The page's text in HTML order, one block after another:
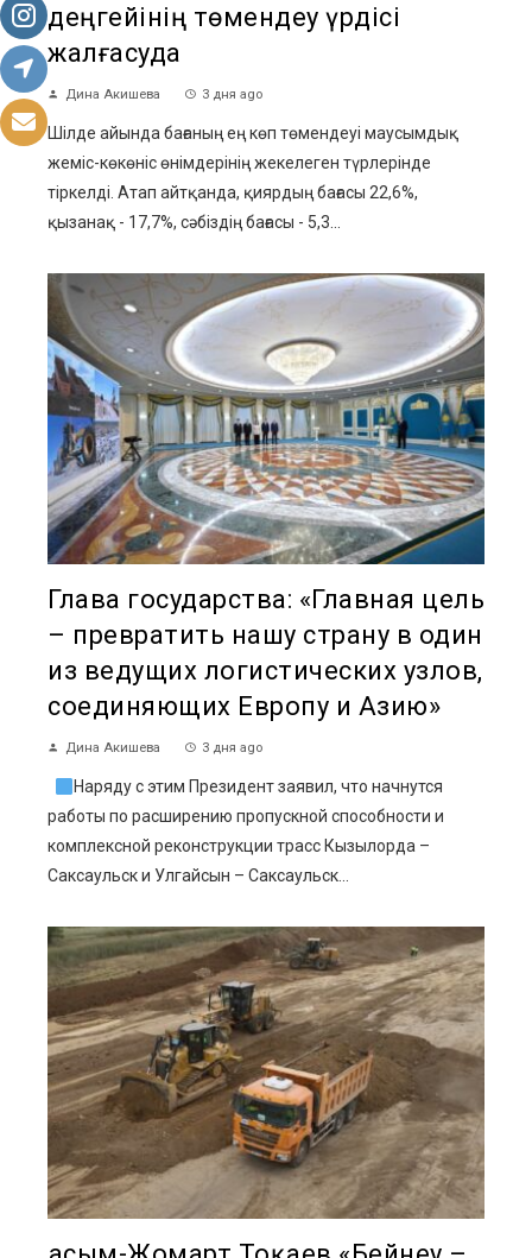
деңгейінің төмендеу үрдісі
жалғасуда
Дина Акишева 3 дня ago
Шілде айында бағаның ең көп төмендеуі маусымдық
жеміс-көкөніс өнімдерінің жекелеген түрлерінде
тіркелді. Атап айтқанда, қиярдың бағасы 22,6%,
қызанақ - 17,7%, сәбіздің бағасы - 5,3...
Глава государства: «Главная цель
– превратить нашу страну в один
из ведущих логистических узлов,
соединяющих Европу и Азию»
Дина Акишева 3 дня ago
Наряду с этим Президент заявил, что начнутся
работы по расширению пропускной способности и
комплексной реконструкции трасс Кызылорда –
Саксаульск и Улгайсын – Саксаульск...